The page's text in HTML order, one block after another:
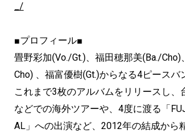
_/
■プロフィール■
畳野彩加(Vo./Gt.)、福田穂那美(Ba./Cho)
Cho) 、福富優樹(Gt.)からなる4ピースバ
これまで3枚のアルバムをリリースし、
などでの海外ツアーや、4度に渡る「
AL」への出演など、2012年の結成から